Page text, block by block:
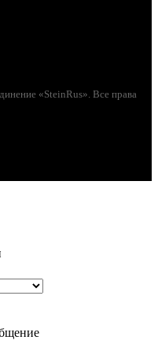
«SteinRus». Все права